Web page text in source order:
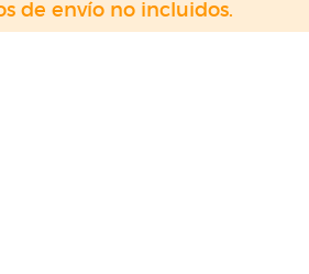
de envío no incluidos.